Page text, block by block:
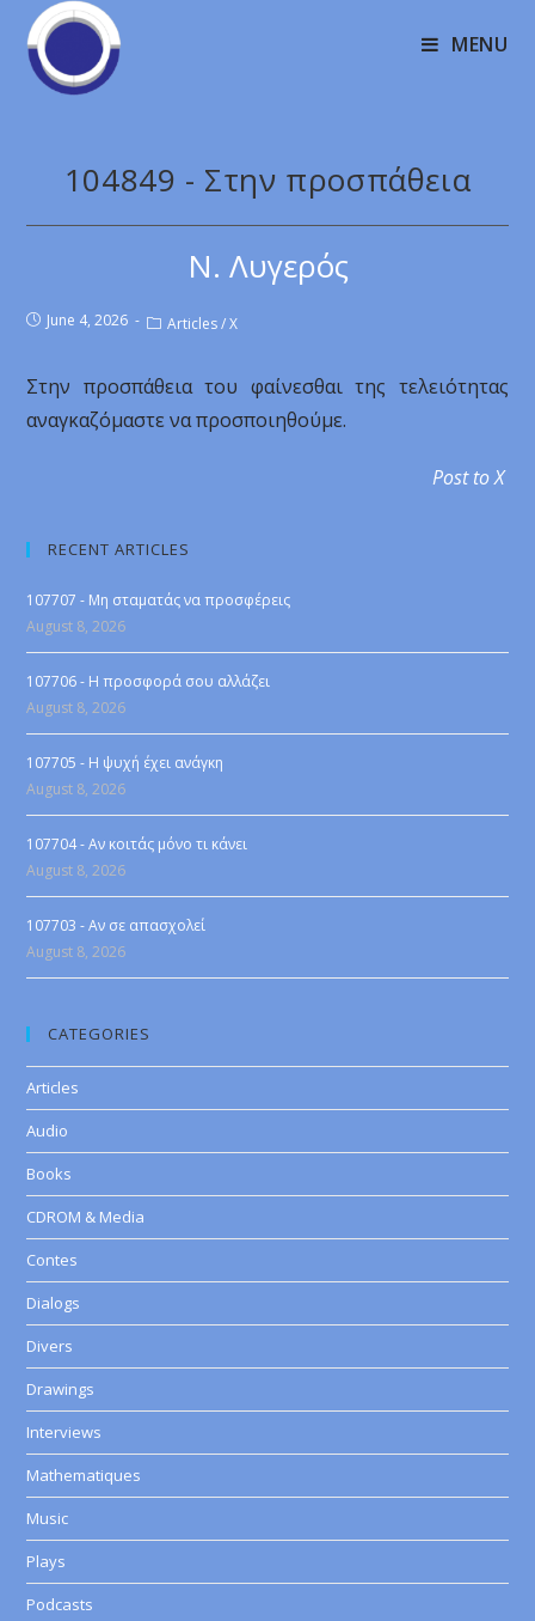
MENU
104849 - Στην προσπάθεια
Ν. Λυγερός
June 4, 2026 Articles / X
Στην προσπάθεια του φαίνεσθαι της τελειότητας
αναγκαζόμαστε να προσποιηθούμε.
Post to X
RECENT ARTICLES
107707 - Μη σταματάς να προσφέρεις
August 8, 2026
107706 - Η προσφορά σου αλλάζει
August 8, 2026
107705 - Η ψυχή έχει ανάγκη
August 8, 2026
107704 - Αν κοιτάς μόνο τι κάνει
August 8, 2026
107703 - Αν σε απασχολεί
August 8, 2026
CATEGORIES
Articles
Audio
Books
CDROM & Media
Contes
Dialogs
Divers
Drawings
Interviews
Mathematiques
Music
Plays
Podcasts